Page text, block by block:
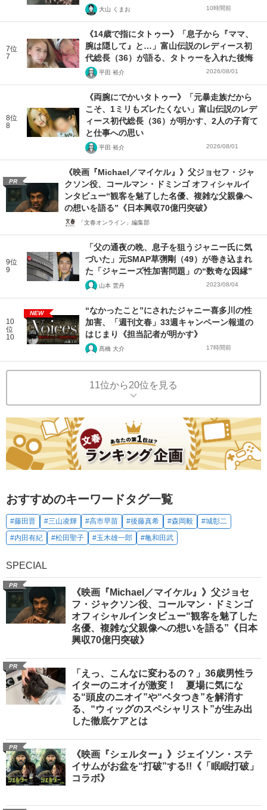
大山 くまお 10時間前
7位
7
《14歳で指にタトゥー》「息子から『ママ、
腕は隠して』と…」富山伝説のレディース初
代総長（36）が語る、タトゥーを入れた後悔
平田 裕介 2026/08/01
8位
8
《両腕にでかいタトゥー》「元暴走族だから
こそ、1ミリもズレたくない」富山伝説のレデ
ィース初代総長（36）が明かす、2人の子育て
と仕事への思い
平田 裕介 2026/08/01
PR
《映画『Michael／マイケル』》父ジョセフ・ジャ
クソン役、コールマン・ドミンゴ オフィシャルイ
ンタビュー“観客を魅了した名優、複雑な父親像へ
の想いを語る”《日本興収70億円突破》
「文春オンライン」編集部
9位
9
「父の通夜の晩、息子を狙うジャニー氏に気
づいた」元SMAP草彅剛（49）が巻き込まれ
た「ジャニーズ性加害問題」の“数奇な因縁”
山本 雲丹 2023/08/04
10
位
10
NEW
“なかったこと”にされたジャニー喜多川の性
加害、「週刊文春」33週キャンペーン報道の
はじまり《担当記者が明かす》
髙橋 大介 17時間前
11位から20位を見る
おすすめのキーワードタグ一覧
#藤田晋 #三山凌輝 #高市早苗 #後藤真希 #森岡毅
#城彰二
#内田有紀
#松田聖子 #玉木雄一郎 #亀和田武
SPECIAL
PR
《映画『Michael／マイケル』》父ジョセ
フ・ジャクソン役、コールマン・ドミンゴ
オフィシャルインタビュー“観客を魅了した
名優、複雑な父親像への想いを語る”《日本
興収70億円突破》
PR
「えっ、こんなに変わるの？」36歳男性ラ
イターのニオイが激変！ 夏場に気にな
る“頭皮のニオイ”や“ベタつき”を解消す
る、“ウィッグのスペシャリスト”が生み出
した徹底ケアとは
PR
《映画『シェルター』》ジェイソン・ステ
イサムがお盆を“打破”する!!《「眠眠打破」
コラボ》